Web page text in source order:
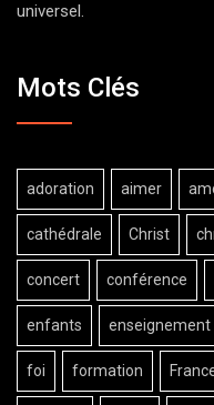
universel.
Mots Clés
adoration aimer
cathédrale Christ
concert conférence
enfants enseignement
foi formation